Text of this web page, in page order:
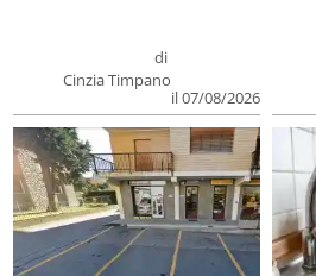
di
Cinzia Timpano
il 07/08/2026